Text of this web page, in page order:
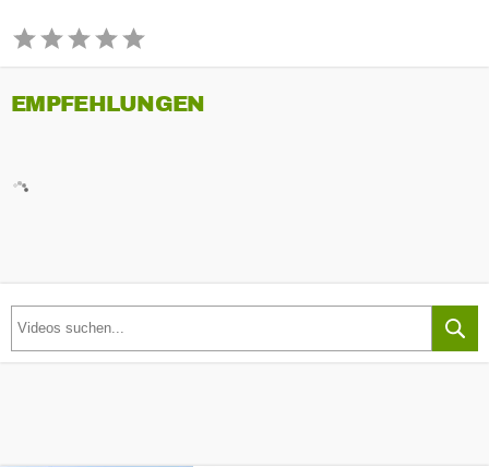
EMPFEHLUNGEN